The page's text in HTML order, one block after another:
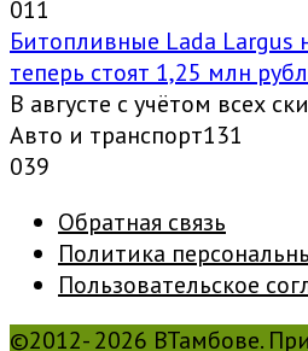
011
Битопливные Lada Largus
теперь стоят 1,25 млн
В августе с учётом всех
Авто и транспорт131
039
Обратная связь
Политика
Пользовательское
©2012- 2026 ВТамбове.